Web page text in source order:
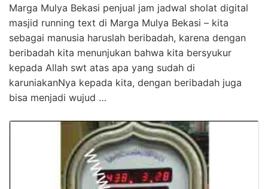
Marga Mulya Bekasi penjual jam jadwal sholat digital
masjid running text di Marga Mulya Bekasi – kita
sebagai manusia haruslah beribadah, karena dengan
beribadah kita menunjukan bahwa kita bersyukur
kepada Allah swt atas apa yang sudah di
karuniakanNya kepada kita, dengan beribadah juga
bisa menjadi wujud …